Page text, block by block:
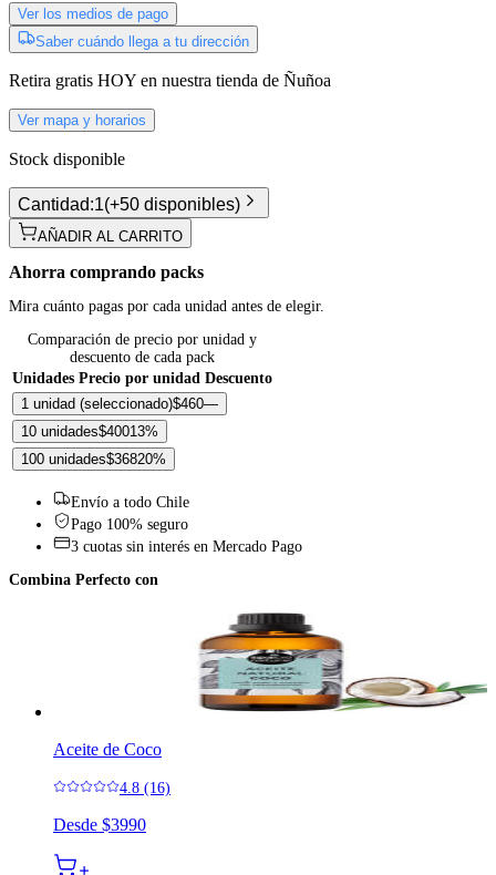
Ver los medios de pago
Saber cuándo llega a tu dirección
Retira gratis HOY en nuestra tienda de Ñuñoa
Ver mapa y horarios
Stock disponible
Cantidad:1(+50 disponibles)
AÑADIR AL CARRITO
Ahorra comprando packs
Mira cuánto pagas por cada unidad antes de elegir.
Comparación de precio por unidad y
descuento de cada pack
Unidades Precio por unidad Descuento
1 unidad (seleccionado)$460—
10 unidades$40013%
100 unidades$36820%
Envío a todo Chile
Pago 100% seguro
3 cuotas sin interés en Mercado Pago
Combina Perfecto con
Aceite de Coco
4.8 (16)
Desde $3990